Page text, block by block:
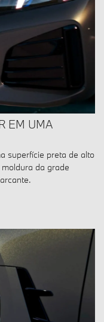
EM UMA
superfície preta de alto
da grade